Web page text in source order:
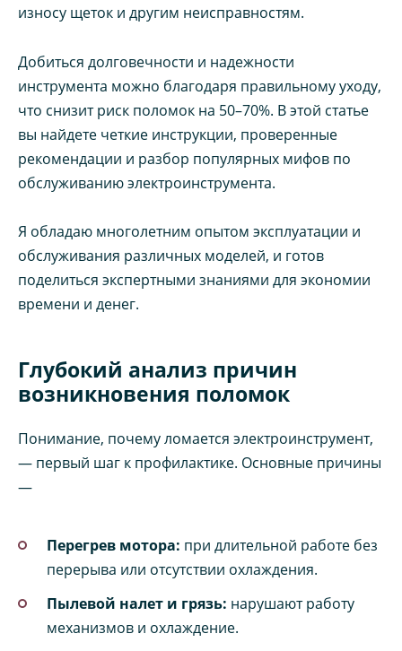
износу щеток и другим неисправностям.
Добиться долговечности и надежности
инструмента можно благодаря правильному уходу,
что снизит риск поломок на 50–70%. В этой статье
вы найдете четкие инструкции, проверенные
рекомендации и разбор популярных мифов по
обслуживанию электроинструмента.
Я обладаю многолетним опытом эксплуатации и
обслуживания различных моделей, и готов
поделиться экспертными знаниями для экономии
времени и денег.
Глубокий анализ причин
возникновения поломок
Понимание, почему ломается электроинструмент,
— первый шаг к профилактике. Основные причины
—
Перегрев мотора: при длительной работе без
перерыва или отсутствии охлаждения.
Пылевой налет и грязь: нарушают работу
механизмов и охлаждение.